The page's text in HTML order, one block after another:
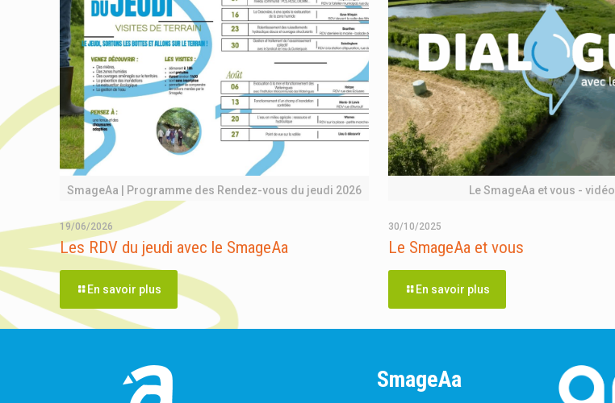
SmageAa | Programme des Rendez-vous du jeudi 2026
19/06/2026
Les RDV du jeudi avec le SmageAa
En savoir plus
Le SmageAa et vous - vidéo
30/10/2025
Le SmageAa et vous
En savoir plus
SmageAa